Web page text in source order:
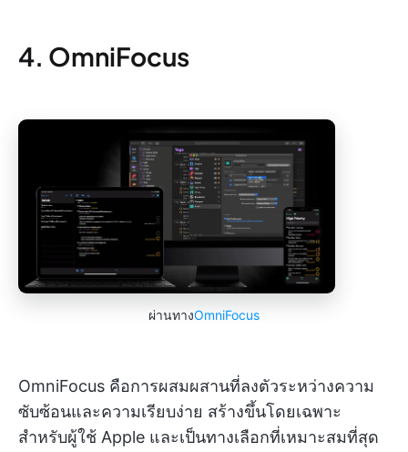
4. OmniFocus
ผ่านทางOmniFocus
OmniFocus คือการผสมผสานที่ลงตัวระหว่างความ
ซับซ้อนและความเรียบง่าย สร้างขึ้นโดยเฉพาะ
สำหรับผู้ใช้ Apple และเป็นทางเลือกที่เหมาะสมที่สุด